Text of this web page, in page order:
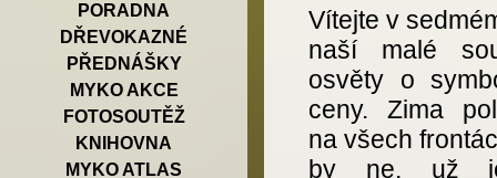
PORADNA
DŘEVOKAZNÉ
PŘEDNÁŠKY
MYKO AKCE
FOTOSOUTĚŽ
KNIHOVNA
MYKO ATLAS
Vítejte v
naší malé
osvěty o
ceny. Zima
na všech
by ne, už